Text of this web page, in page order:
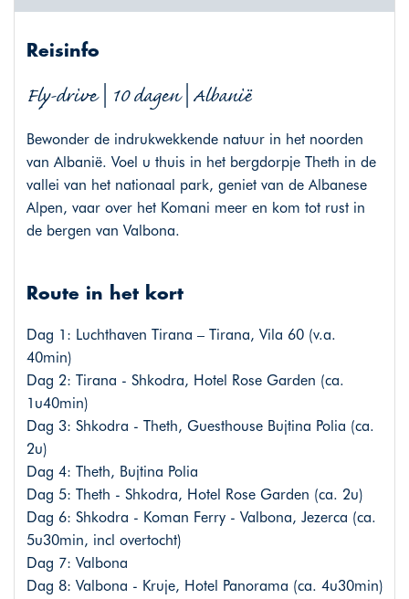
Reisinfo
Fly-drive | 10 dagen | Albanië
Bewonder de indrukwekkende natuur in het noorden
van Albanië. Voel u thuis in het bergdorpje Theth in de
vallei van het nationaal park, geniet van de Albanese
Alpen, vaar over het Komani meer en kom tot rust in
de bergen van Valbona.
Route in het kort
Dag 1: Luchthaven Tirana – Tirana, Vila 60 (v.a.
40min)
Dag 2: Tirana - Shkodra, Hotel Rose Garden (ca.
1u40min)
Dag 3: Shkodra - Theth, Guesthouse Bujtina Polia (ca.
2u)
Dag 4: Theth, Bujtina Polia
Dag 5: Theth - Shkodra, Hotel Rose Garden (ca. 2u)
Dag 6: Shkodra - Koman Ferry - Valbona, Jezerca (ca.
5u30min, incl overtocht)
Dag 7: Valbona
Dag 8: Valbona - Kruje, Hotel Panorama (ca. 4u30min)